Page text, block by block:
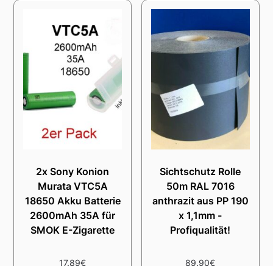
2x Sony Konion
Murata VTC5A
18650 Akku Batterie
2600mAh 35A für
SMOK E-Zigarette
17.89€
Sichtschutz Rolle
50m RAL 7016
anthrazit aus PP 190
x 1,1mm -
Profiqualität!
89.90€